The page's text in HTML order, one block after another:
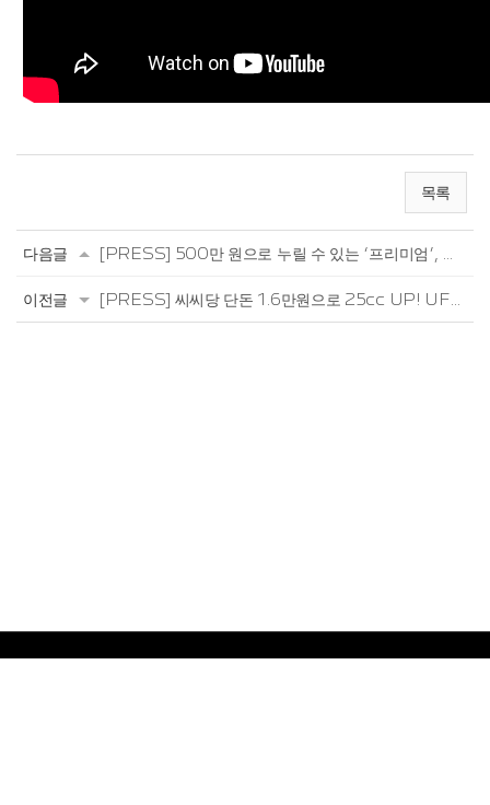
목록
다음글 [PRESS] 500만 원으로 누릴 수 있는 ‘프리미엄’, 하우주 UFR150
이전글 [PRESS] 씨씨당 단돈 1.6만원으로 25cc UP! UFR150 시승기